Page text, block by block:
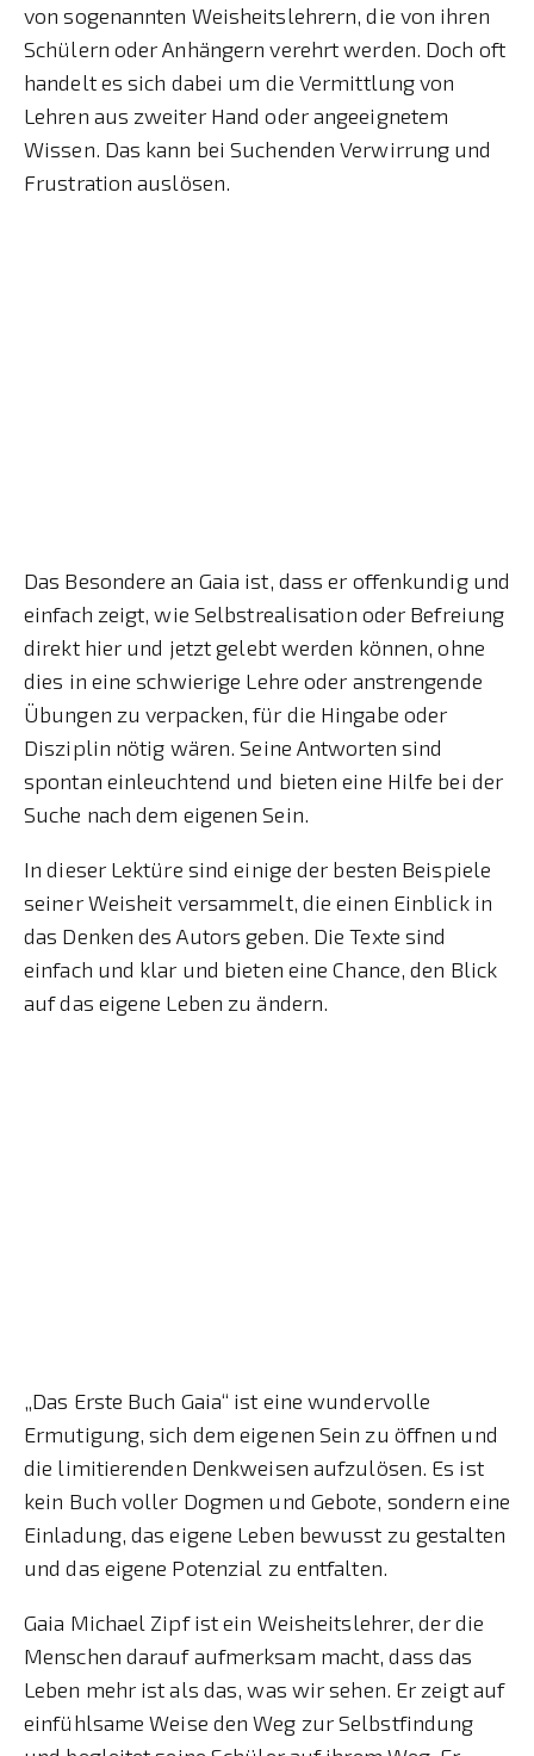
von sogenannten Weisheitslehrern, die von ihren
Schülern oder Anhängern verehrt werden. Doch oft
handelt es sich dabei um die Vermittlung von
Lehren aus zweiter Hand oder angeeignetem
Wissen. Das kann bei Suchenden Verwirrung und
Frustration auslösen.
Das Besondere an Gaia ist, dass er offenkundig und
einfach zeigt, wie Selbstrealisation oder Befreiung
direkt hier und jetzt gelebt werden können, ohne
dies in eine schwierige Lehre oder anstrengende
Übungen zu verpacken, für die Hingabe oder
Disziplin nötig wären. Seine Antworten sind
spontan einleuchtend und bieten eine Hilfe bei der
Suche nach dem eigenen Sein.
In dieser Lektüre sind einige der besten Beispiele
seiner Weisheit versammelt, die einen Einblick in
das Denken des Autors geben. Die Texte sind
einfach und klar und bieten eine Chance, den Blick
auf das eigene Leben zu ändern.
„Das Erste Buch Gaia“ ist eine wundervolle
Ermutigung, sich dem eigenen Sein zu öffnen und
die limitierenden Denkweisen aufzulösen. Es ist
kein Buch voller Dogmen und Gebote, sondern eine
Einladung, das eigene Leben bewusst zu gestalten
und das eigene Potenzial zu entfalten.
Gaia Michael Zipf ist ein Weisheitslehrer, der die
Menschen darauf aufmerksam macht, dass das
Leben mehr ist als das, was wir sehen. Er zeigt auf
einfühlsame Weise den Weg zur Selbstfindung